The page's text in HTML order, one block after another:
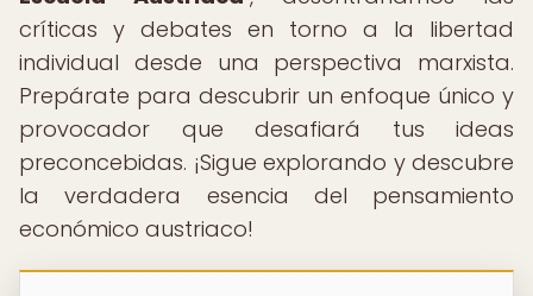
críticas y debates en torno a la libertad
individual desde una perspectiva marxista.
Prepárate para descubrir un enfoque único y
provocador que desafiará tus ideas
preconcebidas. ¡Sigue explorando y descubre
la verdadera esencia del pensamiento
económico austriaco!